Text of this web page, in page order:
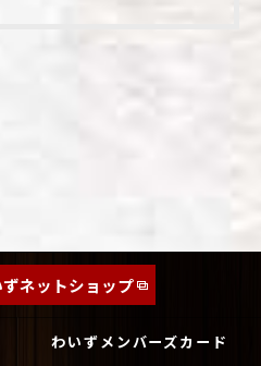
ネットショップ
わいずメンバーズカード